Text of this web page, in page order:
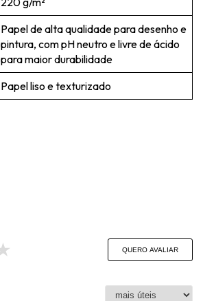
Papel de alta qualidade para desenho e
pintura, com pH neutro e livre de ácido
para maior durabilidade
Papel liso e texturizado
QUERO AVALIAR